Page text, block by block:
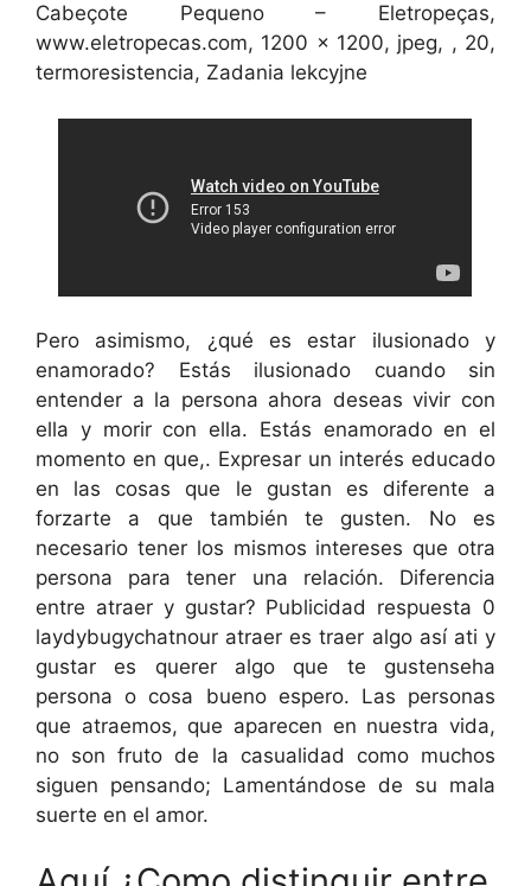
Cabeçote Pequeno – Eletropeças,
www.eletropecas.com, 1200 x 1200, jpeg, , 20,
termoresistencia, Zadania lekcyjne
Pero asimismo, ¿qué es estar ilusionado y
enamorado? Estás ilusionado cuando sin
entender a la persona ahora deseas vivir con
ella y morir con ella. Estás enamorado en el
momento en que,. Expresar un interés educado
en las cosas que le gustan es diferente a
forzarte a que también te gusten. No es
necesario tener los mismos intereses que otra
persona para tener una relación. Diferencia
entre atraer y gustar? Publicidad respuesta 0
laydybugychatnour atraer es traer algo así ati y
gustar es querer algo que te gustenseha
persona o cosa bueno espero. Las personas
que atraemos, que aparecen en nuestra vida,
no son fruto de la casualidad como muchos
siguen pensando; Lamentándose de su mala
suerte en el amor.